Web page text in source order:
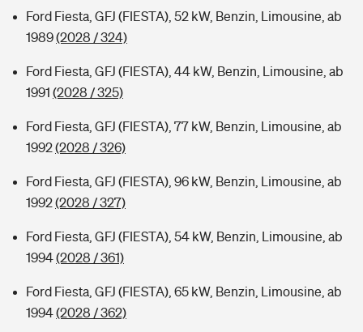
Ford Fiesta, GFJ (FIESTA), 52 kW, Benzin, Limousine, ab
1989(2028 / 324)
Ford Fiesta, GFJ (FIESTA), 44 kW, Benzin, Limousine, ab
1991 (2028 / 325)
Ford Fiesta, GFJ (FIESTA), 77 kW, Benzin, Limousine, ab
1992(2028 / 326)
Ford Fiesta, GFJ (FIESTA), 96 kW, Benzin, Limousine, ab
1992(2028 / 327)
Ford Fiesta, GFJ (FIESTA), 54 kW, Benzin, Limousine, ab
1994(2028 / 361)
Ford Fiesta, GFJ (FIESTA), 65 kW, Benzin, Limousine, ab
1994(2028 / 362)